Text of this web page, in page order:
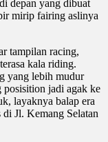
depan yang dibuat
mirip fairing aslinya
tampilan racing,
kala riding.
yang lebih mudur
posisition jadi agak ke
layaknya balap era
Jl. Kemang Selatan